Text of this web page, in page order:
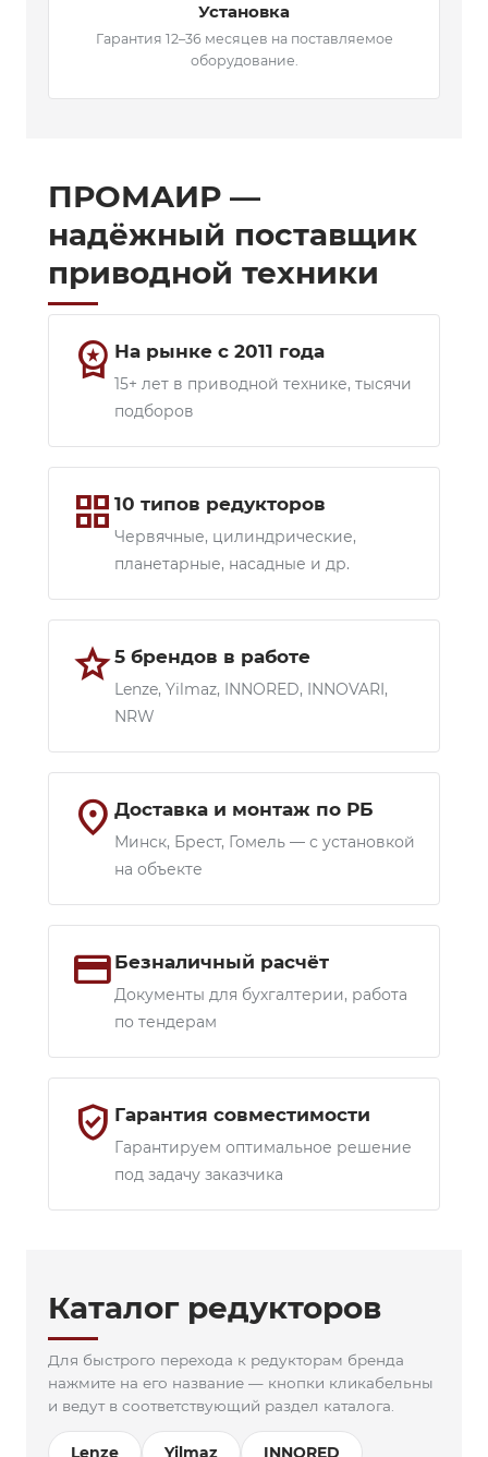
Установка
Гарантия 12–36 месяцев на поставляемое
оборудование.
ПРОМАИР —
надёжный поставщик
приводной техники
workspace_premium На рынке с 2011 года
15+ лет в приводной технике, тысячи
подборов
grid_view 10 типов редукторов
Червячные, цилиндрические,
планетарные, насадные и др.
star5 брендов в работе
Lenze, Yilmaz, INNORED, INNOVARI,
NRW
location_on Доставка и монтаж по РБ
Минск, Брест, Гомель — с установкой
на объекте
credit_card Безналичный расчёт
Документы для бухгалтерии, работа
по тендерам
verified_user Гарантия совместимости
Гарантируем оптимальное решение
под задачу заказчика
Каталог редукторов
Для быстрого перехода к редукторам бренда
нажмите на его название — кнопки кликабельны
и ведут в соответствующий раздел каталога.
Lenze Yilmaz INNORED